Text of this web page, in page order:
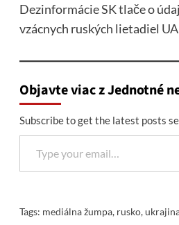
Dezinformácie SK tlače o
vzácnych ruských lietadiel
Objavte viac z Jednotné
Subscribe to get the latest posts
Type your email…
Tags: mediálna žumpa, rusko,